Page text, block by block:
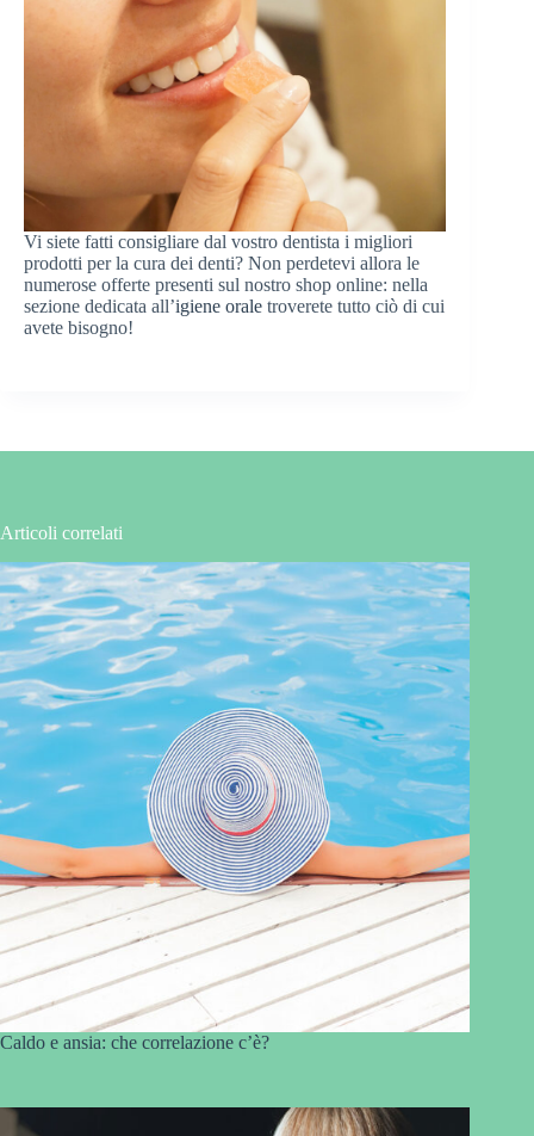
Vi siete fatti consigliare dal vostro dentista i migliori
prodotti per la cura dei denti? Non perdetevi allora le
numerose offerte presenti sul nostro shop online: nella
sezione dedicata all’igiene orale troverete tutto ciò di cui
avete bisogno!
Articoli correlati
Caldo e ansia: che correlazione c’è?